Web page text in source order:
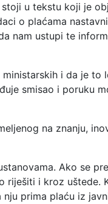
u tekstu koji je
o plaćama
nam ustupi te
i da je to
smisao i poruku
na znanju,
Ako se
riješiti i kroz uštede.
prima plaću iz